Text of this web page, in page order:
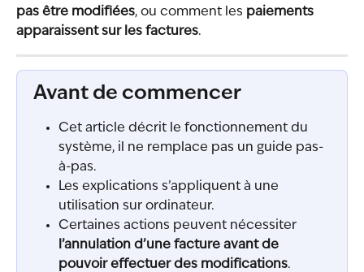
pas être modifiées, ou comment les paiements
apparaissent sur les factures.
Avant de commencer
Cet article décrit le fonctionnement du
système, il ne remplace pas un guide pas-
à-pas.
Les explications s’appliquent à une
utilisation sur ordinateur.
Certaines actions peuvent nécessiter
l’annulation d’une facture avant de
pouvoir effectuer des modifications.